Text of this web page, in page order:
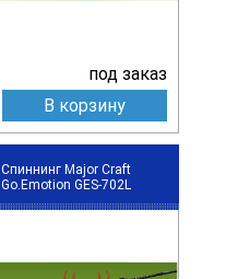
под заказ
В корзину
Спиннинг Major Craft
Go.Emotion GES-702L